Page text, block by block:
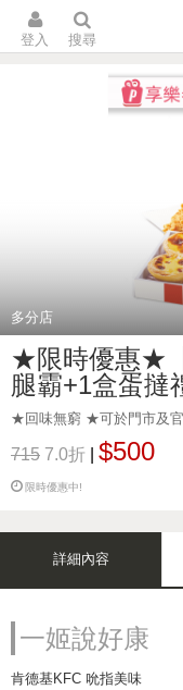
登入 搜尋
多分店
★限時優惠★
腿霸+1盒蛋撻
★回味無窮 ★可於門市及
715 7.0折 $500
限時優惠中!
詳細內容
一姬說好康
肯德基KFC 吮指美味